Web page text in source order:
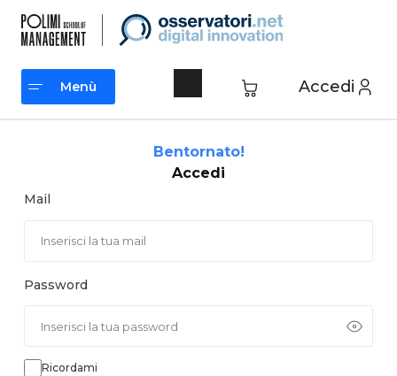
contenuto
Accedi
Menù
Bentornato!
Accedi
Mail
Password
Ricordami